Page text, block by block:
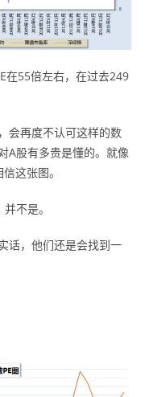
在55倍左右，在过去249
会再度不认可这样的数
A股有多贵是懂的。就像
这张图。
不是。
话，他们还是会找到一